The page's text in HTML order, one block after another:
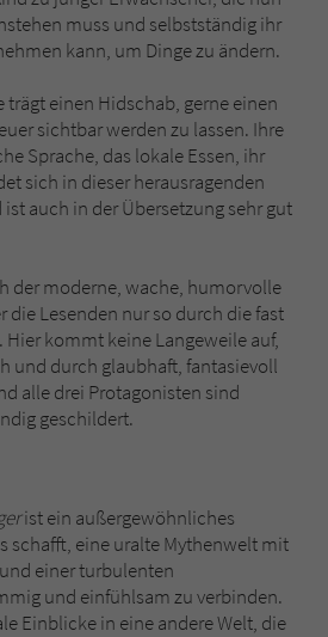
muss und selbstständig ihr
kann, um Dinge zu ändern.
einen Hidschab, gerne einen
sichtbar werden zu lassen. Ihre
Sprache, das lokale Essen, ihr
sich in dieser herausragenden
auch in der Übersetzung sehr gut
der moderne, wache, humorvolle
die Lesenden nur so durch die fast
Hier kommt keine Langeweile auf,
und durch glaubhaft, fantasievoll
alle drei Protagonisten sind
geschildert.
ist ein außergewöhnliches
schafft, eine uralte Mythenwelt mit
einer turbulenten
und einfühlsam zu verbinden.
Einblicke in eine andere Welt, die